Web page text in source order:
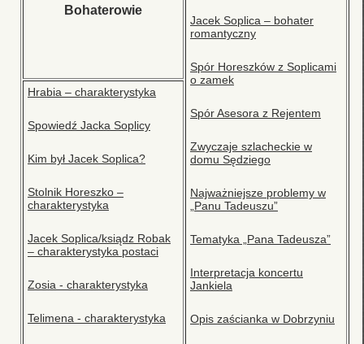
Jacek Soplica – bohater
romantyczny
Spór Horeszków z Soplicami
o zamek
Spór Asesora z Rejentem
Zwyczaje szlacheckie w
domu Sędziego
Najważniejsze problemy w
„Panu Tadeuszu”
Tematyka „Pana Tadeusza”
Interpretacja koncertu
Jankiela
Opis zaścianka w Dobrzyniu
Bohaterowie
Hrabia – charakterystyka
Spowiedź Jacka Soplicy
Kim był Jacek Soplica?
Stolnik Horeszko –
charakterystyka
Jacek Soplica/ksiądz Robak
– charakterystyka postaci
Zosia - charakterystyka
Telimena - charakterystyka